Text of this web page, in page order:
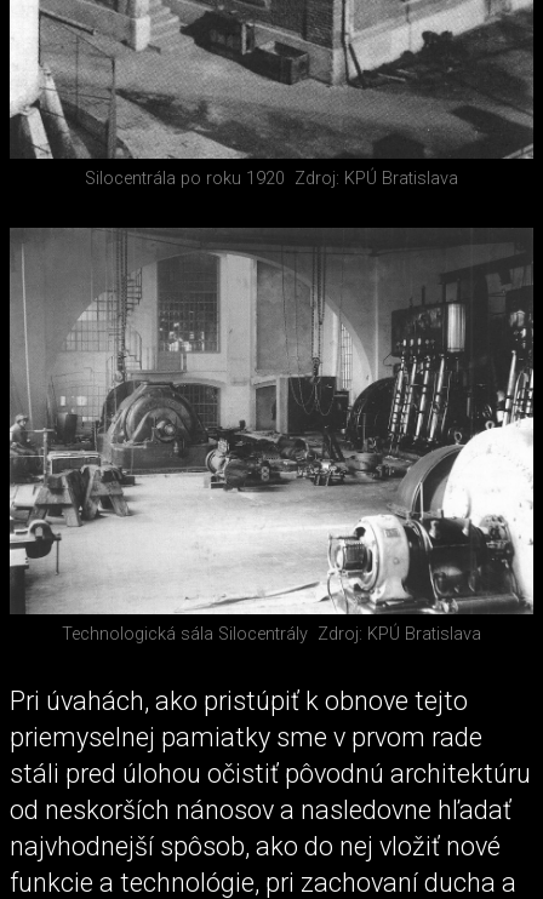
Silocentrála po roku 1920 Zdroj: KPÚ Bratislava
Technologická sála Silocentrály Zdroj: KPÚ Bratislava
Pri úvahách, ako pristúpiť k obnove tejto
priemyselnej pamiatky sme v prvom rade
stáli pred úlohou očistiť pôvodnú architektúru
od neskorších nánosov a nasledovne hľadať
najvhodnejší spôsob, ako do nej vložiť nové
funkcie a technológie, pri zachovaní ducha a